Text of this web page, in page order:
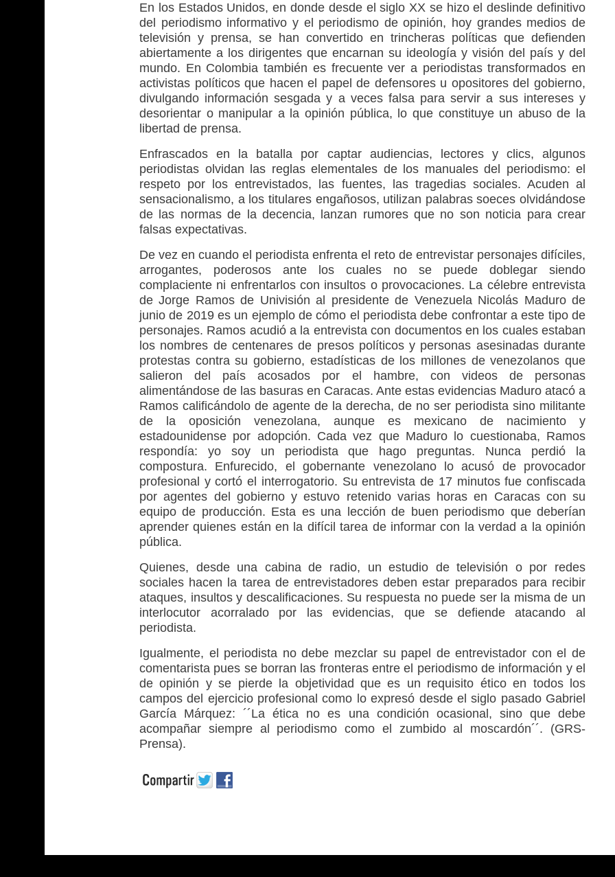
En los Estados Unidos, en donde desde el siglo XX se hizo el deslinde definitivo
del periodismo informativo y el periodismo de opinión, hoy grandes medios de
televisión y prensa, se han convertido en trincheras políticas que defienden
abiertamente a los dirigentes que encarnan su ideología y visión del país y del
mundo. En Colombia también es frecuente ver a periodistas transformados en
activistas políticos que hacen el papel de defensores u opositores del gobierno,
divulgando información sesgada y a veces falsa para servir a sus intereses y
desorientar o manipular a la opinión pública, lo que constituye un abuso de la
libertad de prensa.
Enfrascados en la batalla por captar audiencias, lectores y clics, algunos
periodistas olvidan las reglas elementales de los manuales del periodismo: el
respeto por los entrevistados, las fuentes, las tragedias sociales. Acuden al
sensacionalismo, a los titulares engañosos, utilizan palabras soeces olvidándose
de las normas de la decencia, lanzan rumores que no son noticia para crear
falsas expectativas.
De vez en cuando el periodista enfrenta el reto de entrevistar personajes difíciles,
arrogantes, poderosos ante los cuales no se puede doblegar siendo
complaciente ni enfrentarlos con insultos o provocaciones. La célebre entrevista
de Jorge Ramos de Univisión al presidente de Venezuela Nicolás Maduro de
junio de 2019 es un ejemplo de cómo el periodista debe confrontar a este tipo de
personajes. Ramos acudió a la entrevista con documentos en los cuales estaban
los nombres de centenares de presos políticos y personas asesinadas durante
protestas contra su gobierno, estadísticas de los millones de venezolanos que
salieron del país acosados por el hambre, con videos de personas
alimentándose de las basuras en Caracas. Ante estas evidencias Maduro atacó a
Ramos calificándolo de agente de la derecha, de no ser periodista sino militante
de la oposición venezolana, aunque es mexicano de nacimiento y
estadounidense por adopción. Cada vez que Maduro lo cuestionaba, Ramos
respondía: yo soy un periodista que hago preguntas. Nunca perdió la
compostura. Enfurecido, el gobernante venezolano lo acusó de provocador
profesional y cortó el interrogatorio. Su entrevista de 17 minutos fue confiscada
por agentes del gobierno y estuvo retenido varias horas en Caracas con su
equipo de producción. Esta es una lección de buen periodismo que deberían
aprender quienes están en la difícil tarea de informar con la verdad a la opinión
pública.
Quienes, desde una cabina de radio, un estudio de televisión o por redes
sociales hacen la tarea de entrevistadores deben estar preparados para recibir
ataques, insultos y descalificaciones. Su respuesta no puede ser la misma de un
interlocutor acorralado por las evidencias, que se defiende atacando al
periodista.
Igualmente, el periodista no debe mezclar su papel de entrevistador con el de
comentarista pues se borran las fronteras entre el periodismo de información y el
de opinión y se pierde la objetividad que es un requisito ético en todos los
campos del ejercicio profesional como lo expresó desde el siglo pasado Gabriel
García Márquez: ´´La ética no es una condición ocasional, sino que debe
acompañar siempre al periodismo como el zumbido al moscardón´´. (GRS-
Prensa).